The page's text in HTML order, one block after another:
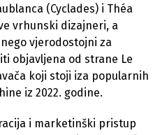
(Cyclades) i Théa
vrhunski dizajneri, a
vjerodostojni za
objavljena od strane Le
koji stoji iza popularnih
iz 2022. godine.
i marketinški pristup